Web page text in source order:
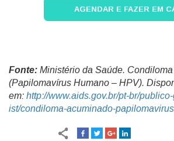
AGENDAR E FAZER EM
Fonte: Ministério da Saúde.
(Papilomavírus Humano – HPV).
em: http://www.aids.gov.br/pt-br/
ist/condiloma-acuminado-